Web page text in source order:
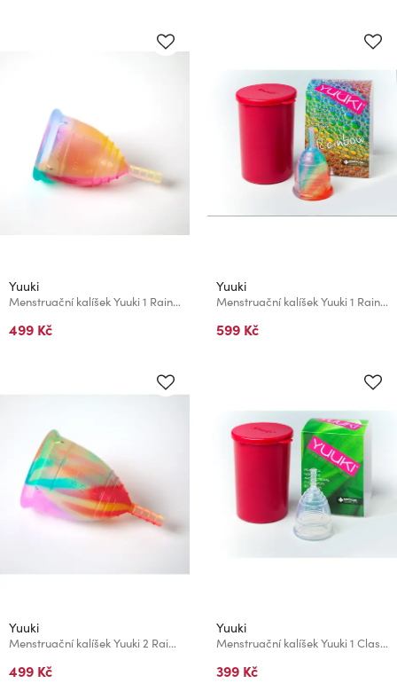
Yuuki
Menstruační kalíšek Yuuki 1 Rainbow Soft Economic
499 Kč
Yuuki
Menstruační kalíšek Yuuki 1 Rainbow soft
599 Kč
Yuuki
Menstruační kalíšek Yuuki 2 Rainbow Soft Economic
499 Kč
Yuuki
Menstruační kalíšek Yuuki 1 Classic
399 Kč